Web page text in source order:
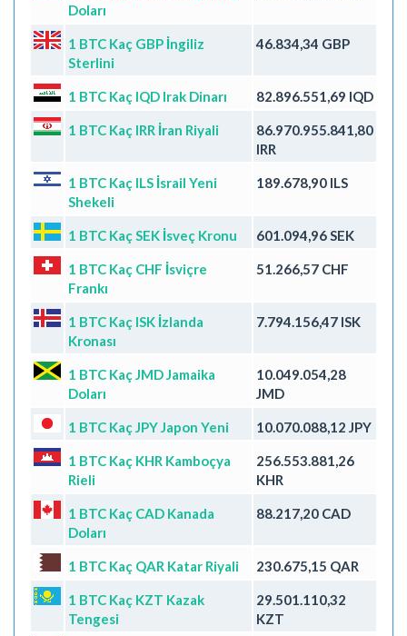
Doları
1 BTC Kaç GBP İngiliz
Sterlini
46.834,34 GBP
1 BTC Kaç IQD Irak Dinarı 82.896.551,69 IQD
1 BTC Kaç IRR İran Riyali
86.970.955.841,80
IRR
1 BTC Kaç ILS İsrail Yeni
Shekeli
189.678,90 ILS
1 BTC Kaç SEK İsveç Kronu 601.094,96 SEK
1 BTC Kaç CHF İsviçre
Frankı
51.266,57 CHF
1 BTC Kaç ISK İzlanda
Kronası
7.794.156,47 ISK
1 BTC Kaç JMD Jamaika
Doları
10.049.054,28
JMD
1 BTC Kaç JPY Japon Yeni 10.070.088,12 JPY
1 BTC Kaç KHR Kamboçya
Rieli
256.553.881,26
KHR
1 BTC Kaç CAD Kanada
Doları
88.217,20 CAD
1 BTC Kaç QAR Katar Riyali 230.675,15 QAR
1 BTC Kaç KZT Kazak
Tengesi
29.501.110,32
KZT